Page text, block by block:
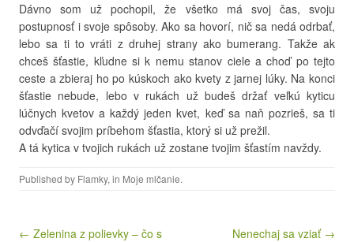
Dávno som už pochopil, že všetko má svoj čas, svoju
postupnosť i svoje spôsoby. Ako sa hovorí, nič sa nedá odrbať,
lebo sa ti to vráti z druhej strany ako bumerang. Takže ak
chceš šťastie, kľudne si k nemu stanov ciele a choď po tejto
ceste a zbieraj ho po kúskoch ako kvety z jarnej lúky. Na konci
šťastie nebude, lebo v rukách už budeš držať veľkú kyticu
lúčnych kvetov a každý jeden kvet, keď sa naň pozrieš, sa ti
odvďačí svojim príbehom šťastia, ktorý si už prežil.
A tá kytica v tvojich rukách už zostane tvojim šťastím navždy.
Published by Flamky, in Moje mlčanie.
Post navigation
← Zelenina z polievky – čo s
Nenechaj sa vziať →